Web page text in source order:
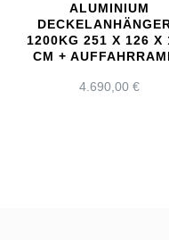
ALUMINIUM
1200KG 251 X 126 X
CM +
4.690,00 €